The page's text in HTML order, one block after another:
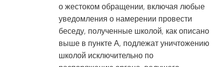
о жестоком обращении, включая любые
уведомления о намерении провести
беседу, полученные школой, как описано
выше в пункте А, подлежат уничтожению
школой исключительно по